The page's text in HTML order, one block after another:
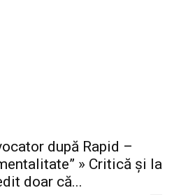
după Rapid –
» Critică și la
doar că...